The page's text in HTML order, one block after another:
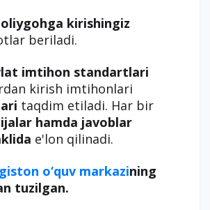
kirishingiz
beriladi.
imtihon standartlari
kirish imtihonlari
taqdim etiladi. Har bir
hamda javoblar
e'lon qilinadi.
o‘quv markazining
tuzilgan.